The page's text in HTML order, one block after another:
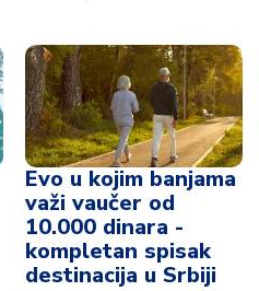
Evo u kojim banjama
važi vaučer od
10.000 dinara -
kompletan spisak
destinacija u Srbiji